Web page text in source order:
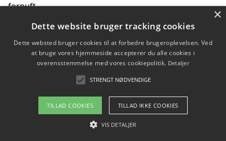
fornuft
Sådan kan du handle bæredygtigt og bestil med
faktura
Om / kontakt
Blog Betingelser
×
Dette website bruger tracking cookies
Dette websted bruger cookies til at forbedre brugeroplevelsen. Ved
at bruge vores hjemmeside accepterer du alle cookies i
overensstemmelse med vores cookiepolitik. Detaljer
STRENGT NØDVENDIGE
TILLAD COOKIES TILLAD IKKE COOKIES
VIS DETALJER